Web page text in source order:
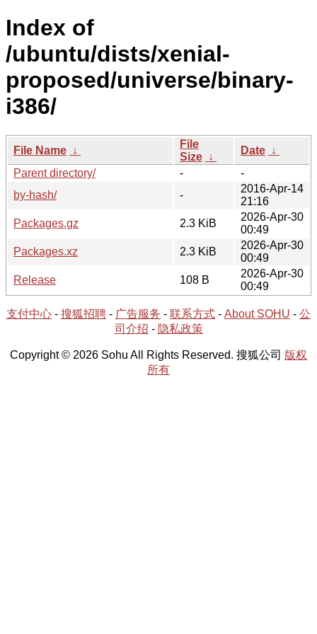
Index of
/ubuntu/dists/xenial-
proposed/universe/binary-
i386/
File Name ↓
File
Size ↓
Date ↓
Parent directory/
-
-
by-hash/
-
2016-Apr-14
21:16
Packages.gz
2.3 KiB
2026-Apr-30
00:49
Packages.xz
2.3 KiB
2026-Apr-30
00:49
Release
108 B
2026-Apr-30
00:49
支付中心 - 搜狐招聘 - 广告服务 - 联系方式 - About SOHU - 公
司介绍 - 隐私政策
Copyright © 2026 Sohu All Rights Reserved. 搜狐公司 版权
所有